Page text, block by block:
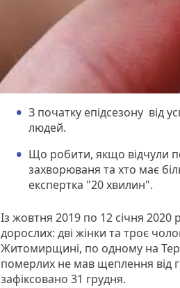
З початку епідсезону від
людей.
Що робити, якщо відчули
захворюваня та хто має
експертка "20 хвилин".
Із жовтня 2019 по 12 січня
дорослих: дві жінки та троє
Житомирщині, по одному на
померлих не мав щеплення від
зафіксовано 31 грудня.